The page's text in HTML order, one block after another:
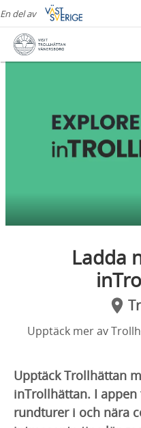
En del av
Ladda
Upptäck mer av
Upptäck Trollhättan
inTrollhättan. I
rundturer i och nära